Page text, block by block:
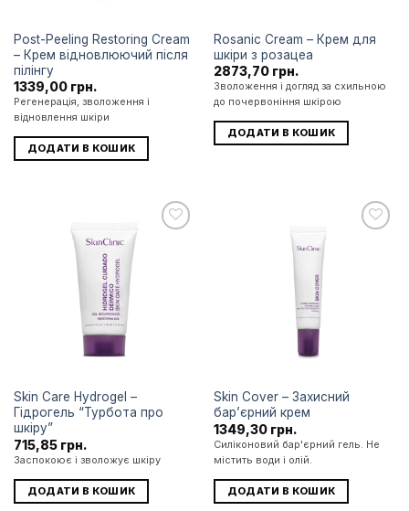
Post-Peeling Restoring Cream
– Крем відновлюючий після
пілінгу
1339,00 грн.
Регенерація, зволоження і
відновлення шкіри
ДОДАТИ В КОШИК
Rosanic Cream – Крем для
шкіри з розацеа
2873,70 грн.
Зволоження і догляд за схильною
до почервоніння шкірою
ДОДАТИ В КОШИК
Skin Care Hydrogel –
Гідрогель “Турбота про
шкіру”
715,85 грн.
Заспокоює і зволожує шкіру
ДОДАТИ В КОШИК
Skin Сover – Захисний
бар’єрний крем
1349,30 грн.
Силіконовий бар'єрний гель. Не
містить води і олій.
ДОДАТИ В КОШИК